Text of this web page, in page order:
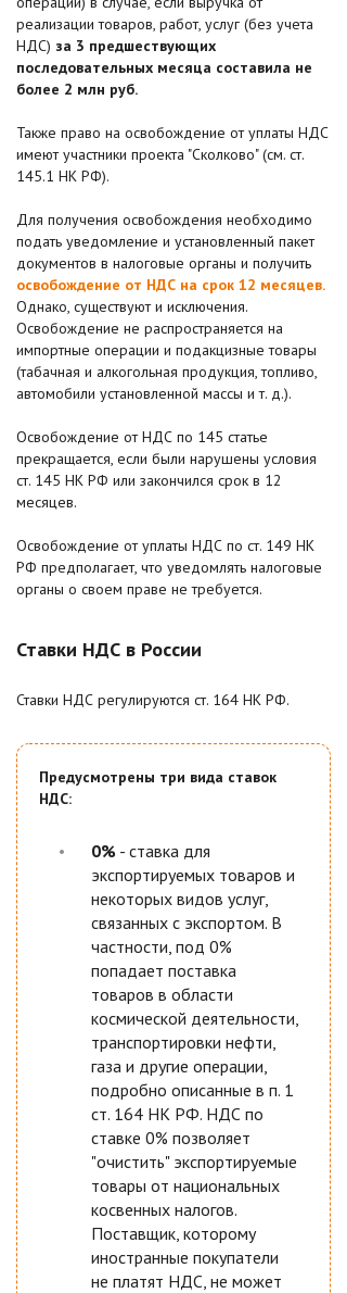
реализации товаров, работ, услуг (без учета
НДС) за 3 предшествующих
последовательных месяца составила не
более 2 млн руб.
Также право на освобождение от уплаты НДС
имеют участники проекта "Сколково" (см. ст.
145.1 НК РФ).
Для получения освобождения необходимо
подать уведомление и установленный пакет
документов в налоговые органы и получить
освобождение от НДС на срок 12 месяцев.
Однако, существуют и исключения.
Освобождение не распространяется на
импортные операции и подакцизные товары
(табачная и алкогольная продукция, топливо,
автомобили установленной массы и т. д.).
Освобождение от НДС по 145 статье
прекращается, если были нарушены условия
ст. 145 НК РФ или закончился срок в 12
месяцев.
Освобождение от уплаты НДС по ст. 149 НК
РФ предполагает, что уведомлять налоговые
органы о своем праве не требуется.
Ставки НДС в России
Ставки НДС регулируются ст. 164 НК РФ.
Предусмотрены три вида ставок
НДС:
0% - ставка для
экспортируемых товаров и
некоторых видов услуг,
связанных с экспортом. В
частности, под 0%
попадает поставка
товаров в области
космической деятельности,
транспортировки нефти,
газа и другие операции,
подробно описанные в п. 1
ст. 164 НК РФ. НДС по
ставке 0% позволяет
"очистить" экспортируемые
товары от национальных
косвенных налогов.
Поставщик, которому
иностранные покупатели
не платят НДС, не может